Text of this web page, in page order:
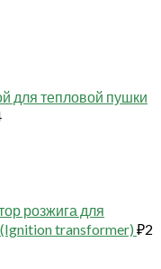
для тепловой пушки
розжига для
transformer) ₽2